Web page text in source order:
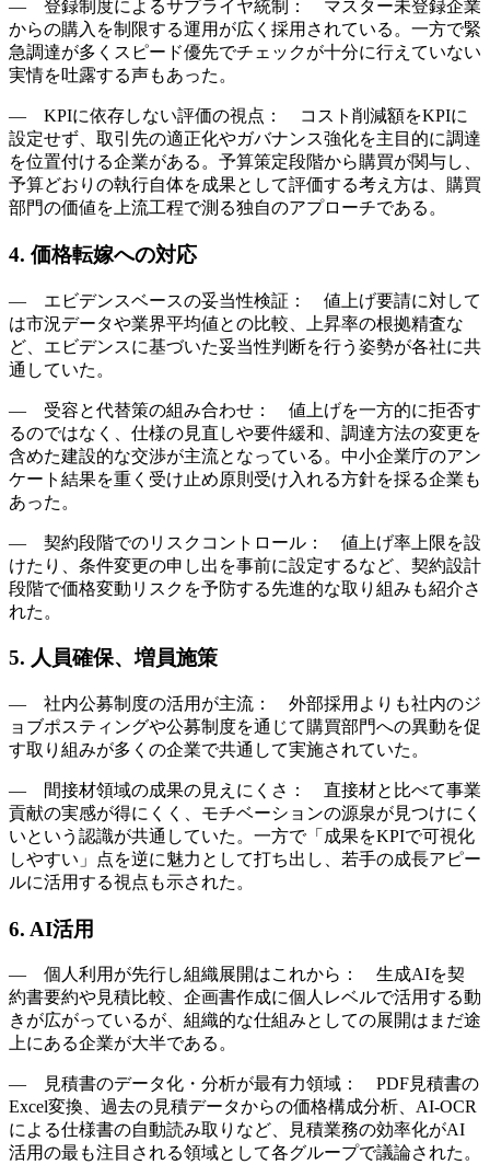
― 登録制度によるサプライヤ統制： マスター未登録企業
からの購入を制限する運用が広く採用されている。一方で緊
急調達が多くスピード優先でチェックが十分に行えていない
実情を吐露する声もあった。
― KPIに依存しない評価の視点： コスト削減額をKPIに
設定せず、取引先の適正化やガバナンス強化を主目的に調達
を位置付ける企業がある。予算策定段階から購買が関与し、
予算どおりの執行自体を成果として評価する考え方は、購買
部門の価値を上流工程で測る独自のアプローチである。
4. 価格転嫁への対応
― エビデンスベースの妥当性検証： 値上げ要請に対して
は市況データや業界平均値との比較、上昇率の根拠精査な
ど、エビデンスに基づいた妥当性判断を行う姿勢が各社に共
通していた。
― 受容と代替策の組み合わせ： 値上げを一方的に拒否す
るのではなく、仕様の見直しや要件緩和、調達方法の変更を
含めた建設的な交渉が主流となっている。中小企業庁のアン
ケート結果を重く受け止め原則受け入れる方針を採る企業も
あった。
― 契約段階でのリスクコントロール： 値上げ率上限を設
けたり、条件変更の申し出を事前に設定するなど、契約設計
段階で価格変動リスクを予防する先進的な取り組みも紹介さ
れた。
5. 人員確保、増員施策
― 社内公募制度の活用が主流： 外部採用よりも社内のジ
ョブポスティングや公募制度を通じて購買部門への異動を促
す取り組みが多くの企業で共通して実施されていた。
― 間接材領域の成果の見えにくさ： 直接材と比べて事業
貢献の実感が得にくく、モチベーションの源泉が見つけにく
いという認識が共通していた。一方で「成果をKPIで可視化
しやすい」点を逆に魅力として打ち出し、若手の成長アピー
ルに活用する視点も示された。
6. AI活用
― 個人利用が先行し組織展開はこれから： 生成AIを契
約書要約や見積比較、企画書作成に個人レベルで活用する動
きが広がっているが、組織的な仕組みとしての展開はまだ途
上にある企業が大半である。
― 見積書のデータ化・分析が最有力領域： PDF見積書の
Excel変換、過去の見積データからの価格構成分析、AI-OCR
による仕様書の自動読み取りなど、見積業務の効率化がAI
活用の最も注目される領域として各グループで議論された。